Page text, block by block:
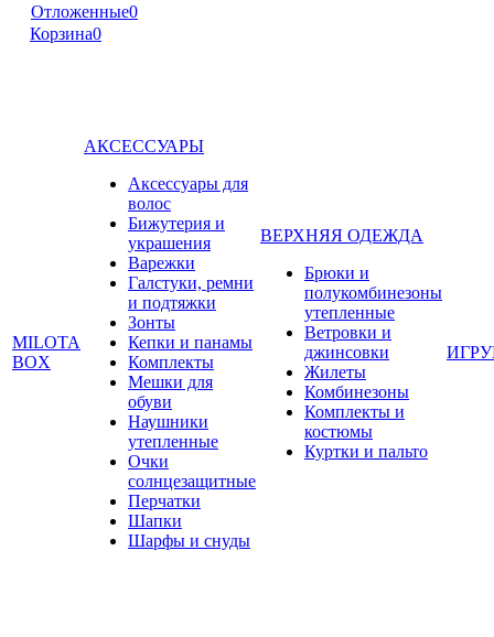
Отложенные0
Корзина0
MILOTA
BOX
АКСЕССУАРЫ
Аксессуары для
волос
Бижутерия и
украшения
Варежки
Галстуки, ремни
и подтяжки
Зонты
Кепки и панамы
Комплекты
Мешки для
обуви
Наушники
утепленные
Очки
солнцезащитные
Перчатки
Шапки
Шарфы и снуды
ВЕРХНЯЯ ОДЕЖДА
Брюки и
полукомбинезоны
утепленные
Ветровки и
джинсовки
Жилеты
Комбинезоны
Комплекты и
костюмы
Куртки и пальто